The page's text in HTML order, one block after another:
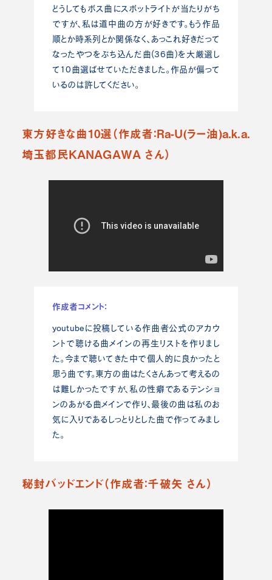
どうしてもボス曲にスポットライトが当たりがち
ですが、私は道中曲の方が好きです。もう作品
順とか時系列とか関係なく、あっこれ好きだって
なったやつをぶち込んだ曲(36曲)を大厳選し
て10曲選ばせていただきました。作品が偏って
いるのは許してください。
東方好きな曲10選（作成者：Ra-U(ラー油)a.k.a.
埼玉都民KANAGAWA さん）
作成者コメント：
youtubeに投稿している作曲者公式のアカウ
ントで聴ける曲メインの再生リストを作りまし
た。今まで聴いてきた中で個人的に良かったと
思う曲です。東方の曲はたくさんあって考えるの
は難しかったですが、私の性癖であるテンショ
ンのあがる曲メインで作り、最後の曲は私のお
気に入りであるしっとりとした曲で作ってみまし
た。
秘封バッドエンド（作成者：千破矢 さん）